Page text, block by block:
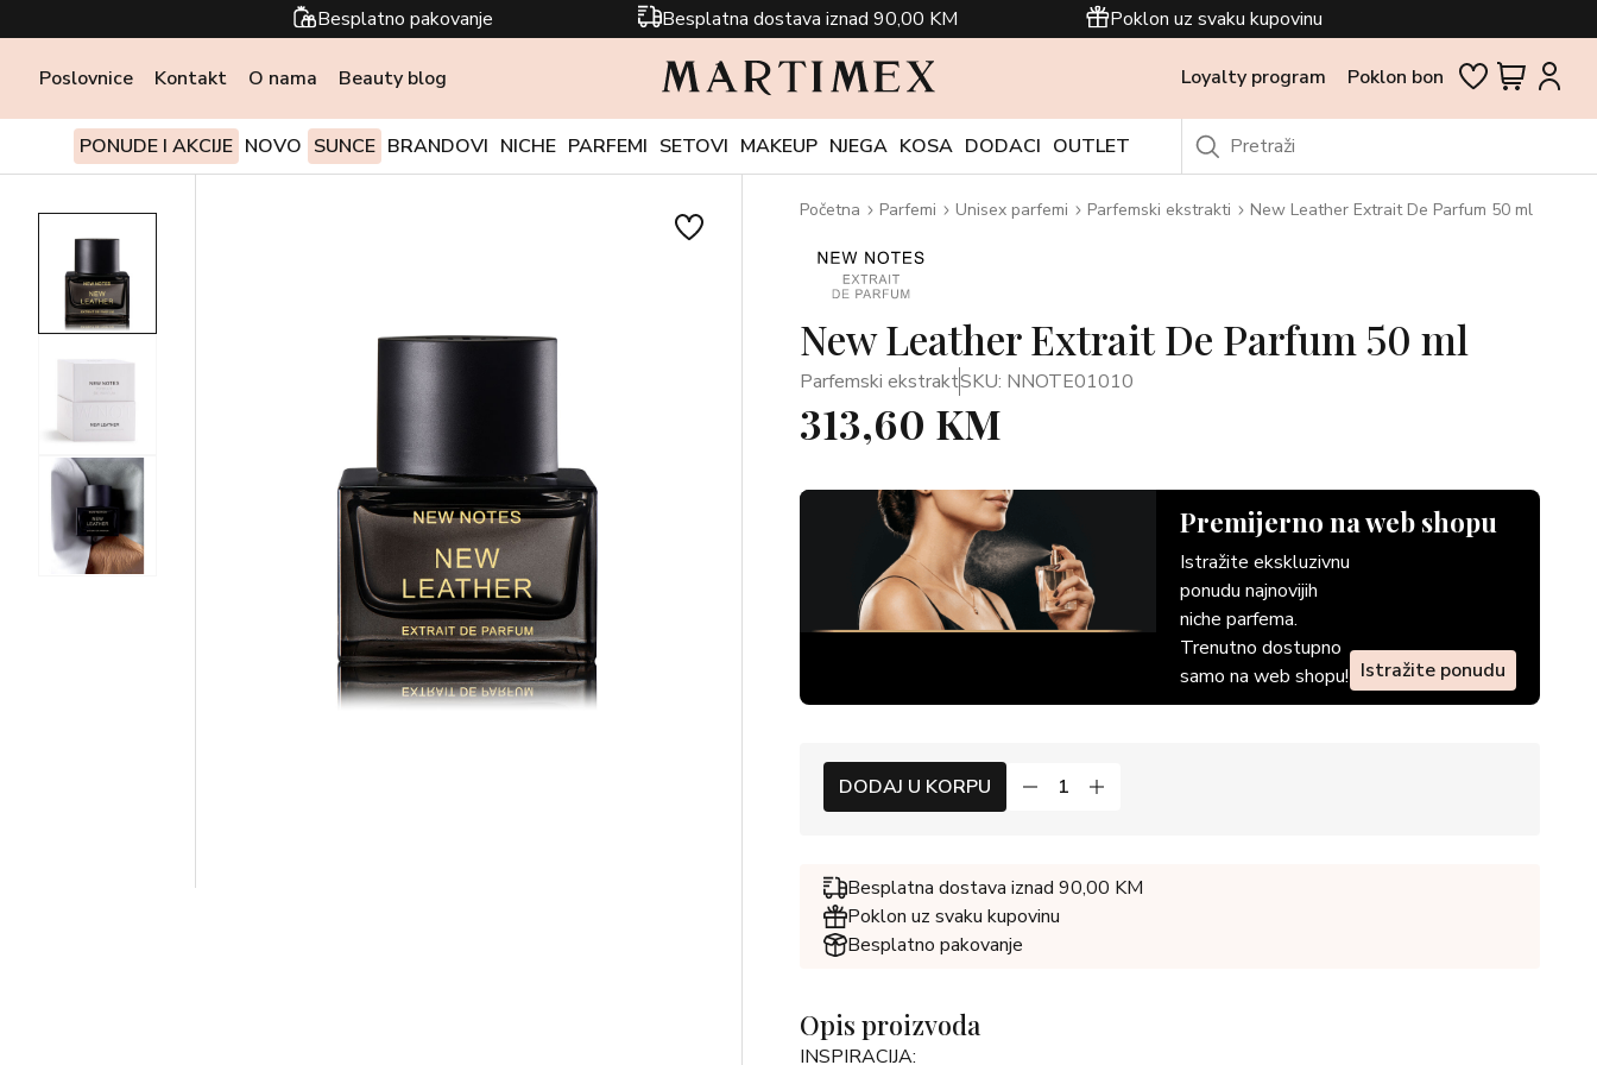
Besplatno pakovanje Besplatna dostava iznad 90,00 KM Poklon uz svaku kupovinu
Poslovnice Kontakt O nama Beauty blog Loyalty program Poklon bon
PONUDE I AKCIJE NOVO SUNCE BRANDOVI NICHE PARFEMI SETOVI MAKEUP NJEGA KOSA DODACI OUTLET
Početna Parfemi Unisex parfemi Parfemski ekstrakti New Leather Extrait De Parfum 50 ml
New Leather Extrait De Parfum 50 ml
Parfemski ekstraktSKU: NNOTE01010
313,60 KM
Premijerno na web shopu
Istražite ekskluzivnu
ponudu najnovijih
niche parfema.
Trenutno dostupno
samo na web shopu! Istražite ponudu
DODAJ U KORPU
Besplatna dostava iznad 90,00 KM
Poklon uz svaku kupovinu
Besplatno pakovanje
Opis proizvoda
INSPIRACIJA: